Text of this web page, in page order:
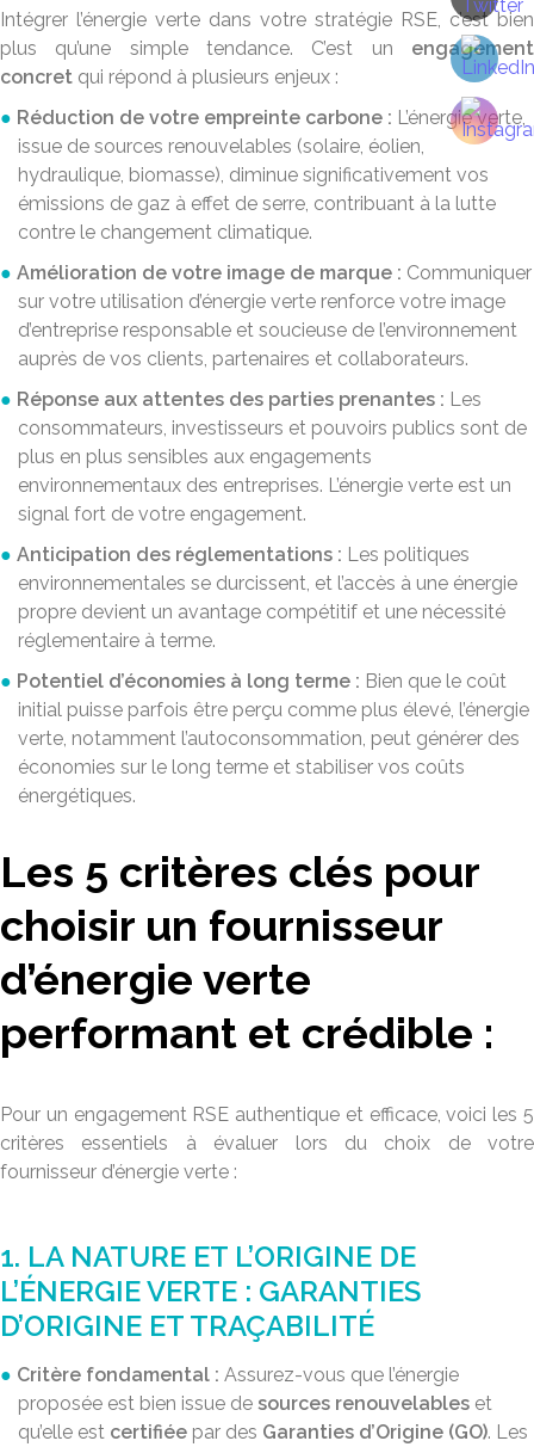
Intégrer l’énergie verte dans votre stratégie RSE, c’est bien
plus qu’une simple tendance. C’est un engagement
concret qui répond à plusieurs enjeux :
Réduction de votre empreinte carbone : L’énergie verte,
issue de sources renouvelables (solaire, éolien,
hydraulique, biomasse), diminue significativement vos
émissions de gaz à effet de serre, contribuant à la lutte
contre le changement climatique.
Amélioration de votre image de marque : Communiquer
sur votre utilisation d’énergie verte renforce votre image
d’entreprise responsable et soucieuse de l’environnement
auprès de vos clients, partenaires et collaborateurs.
Réponse aux attentes des parties prenantes : Les
consommateurs, investisseurs et pouvoirs publics sont de
plus en plus sensibles aux engagements
environnementaux des entreprises. L’énergie verte est un
signal fort de votre engagement.
Anticipation des réglementations : Les politiques
environnementales se durcissent, et l’accès à une énergie
propre devient un avantage compétitif et une nécessité
réglementaire à terme.
Potentiel d’économies à long terme : Bien que le coût
initial puisse parfois être perçu comme plus élevé, l’énergie
verte, notamment l’autoconsommation, peut générer des
économies sur le long terme et stabiliser vos coûts
énergétiques.
Les 5 critères clés pour
choisir un fournisseur
d’énergie verte
performant et crédible :
Pour un engagement RSE authentique et efficace, voici les 5
critères essentiels à évaluer lors du choix de votre
fournisseur d’énergie verte :
1. LA NATURE ET L’ORIGINE DE
L’ÉNERGIE VERTE : GARANTIES
D’ORIGINE ET TRAÇABILITÉ
Critère fondamental : Assurez-vous que l’énergie
proposée est bien issue de sources renouvelables et
qu’elle est certifiée par des Garanties d’Origine (GO). Les